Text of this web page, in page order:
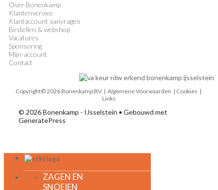
Over Bonenkamp
Klantenservice
Klantaccount aanvragen
Bestellen & webshop
Vacatures
Sponsoring
Mijn-account
Contact
Copyright© 2026 Bonenkamp BV | Algemene Voorwaarden | Cookies |
Links
© 2026 Bonenkamp - IJsselstein • Gebouwd met
GeneratePress
ZAGEN EN
SNOEIEN